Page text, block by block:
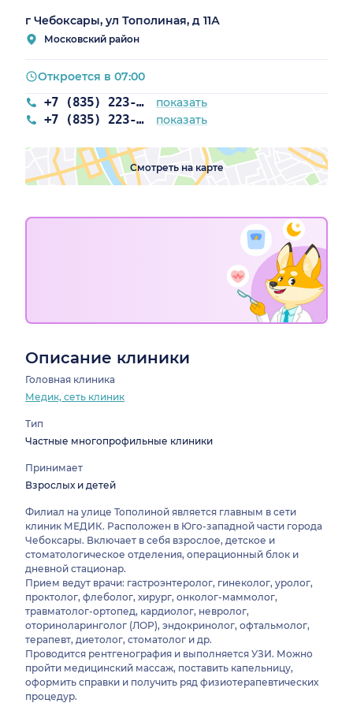
г Чебоксары, ул Тополиная, д 11А
Московский район
+7 (835) 223-77-23 показать
+7 (835) 223-95-55 показать
Откроется в 07:00
Смотреть на карте
Описание клиники
Головная клиника
Медик, сеть клиник
Тип
Частные многопрофильные клиники
Принимает
Взрослых и детей
Филиал на улице Тополиной является главным в сети
клиник МЕДИК. Расположен в Юго-западной части города
Чебоксары. Включает в себя взрослое, детское и
стоматологическое отделения, операционный блок и
дневной стационар.
Прием ведут врачи: гастроэнтеролог, гинеколог, уролог,
проктолог, флеболог, хирург, онколог-маммолог,
травматолог-ортопед, кардиолог, невролог,
оториноларинголог (ЛОР), эндокринолог, офтальмолог,
терапевт, диетолог, стоматолог и др.
Проводится рентгенография и выполняется УЗИ. Можно
пройти медицинский массаж, поставить капельницу,
оформить справки и получить ряд физиотерапевтических
процедур.